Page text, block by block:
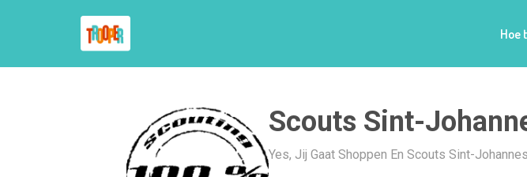
Hoe
Scouts Sint-
Yes, Jij Gaat Shoppen En Scouts Sint-